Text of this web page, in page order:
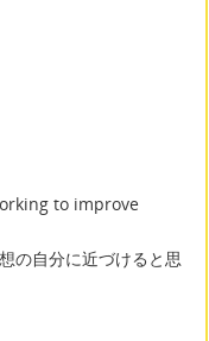
to improve
の自分に近づけると思